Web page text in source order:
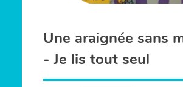
Une araignée sans
- Je lis tout seul